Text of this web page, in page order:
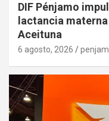
DIF Pénjamo
lactancia
Aceituna
6 agosto, 2026